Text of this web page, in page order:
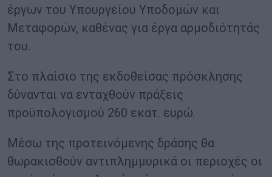
έργων του Υπουργείου Υποδομών και
Μεταφορών, καθένας για έργα αρμοδιότητάς
του.
Στο πλαίσιο της εκδοθείσας πρόσκλησης
δύνανται να ενταχθούν πράξεις
προϋπολογισμού 260 εκατ. ευρώ.
Μέσω της προτεινόμενης δράσης θα
θωρακισθούν αντιπλημμυρικά οι περιοχές οι